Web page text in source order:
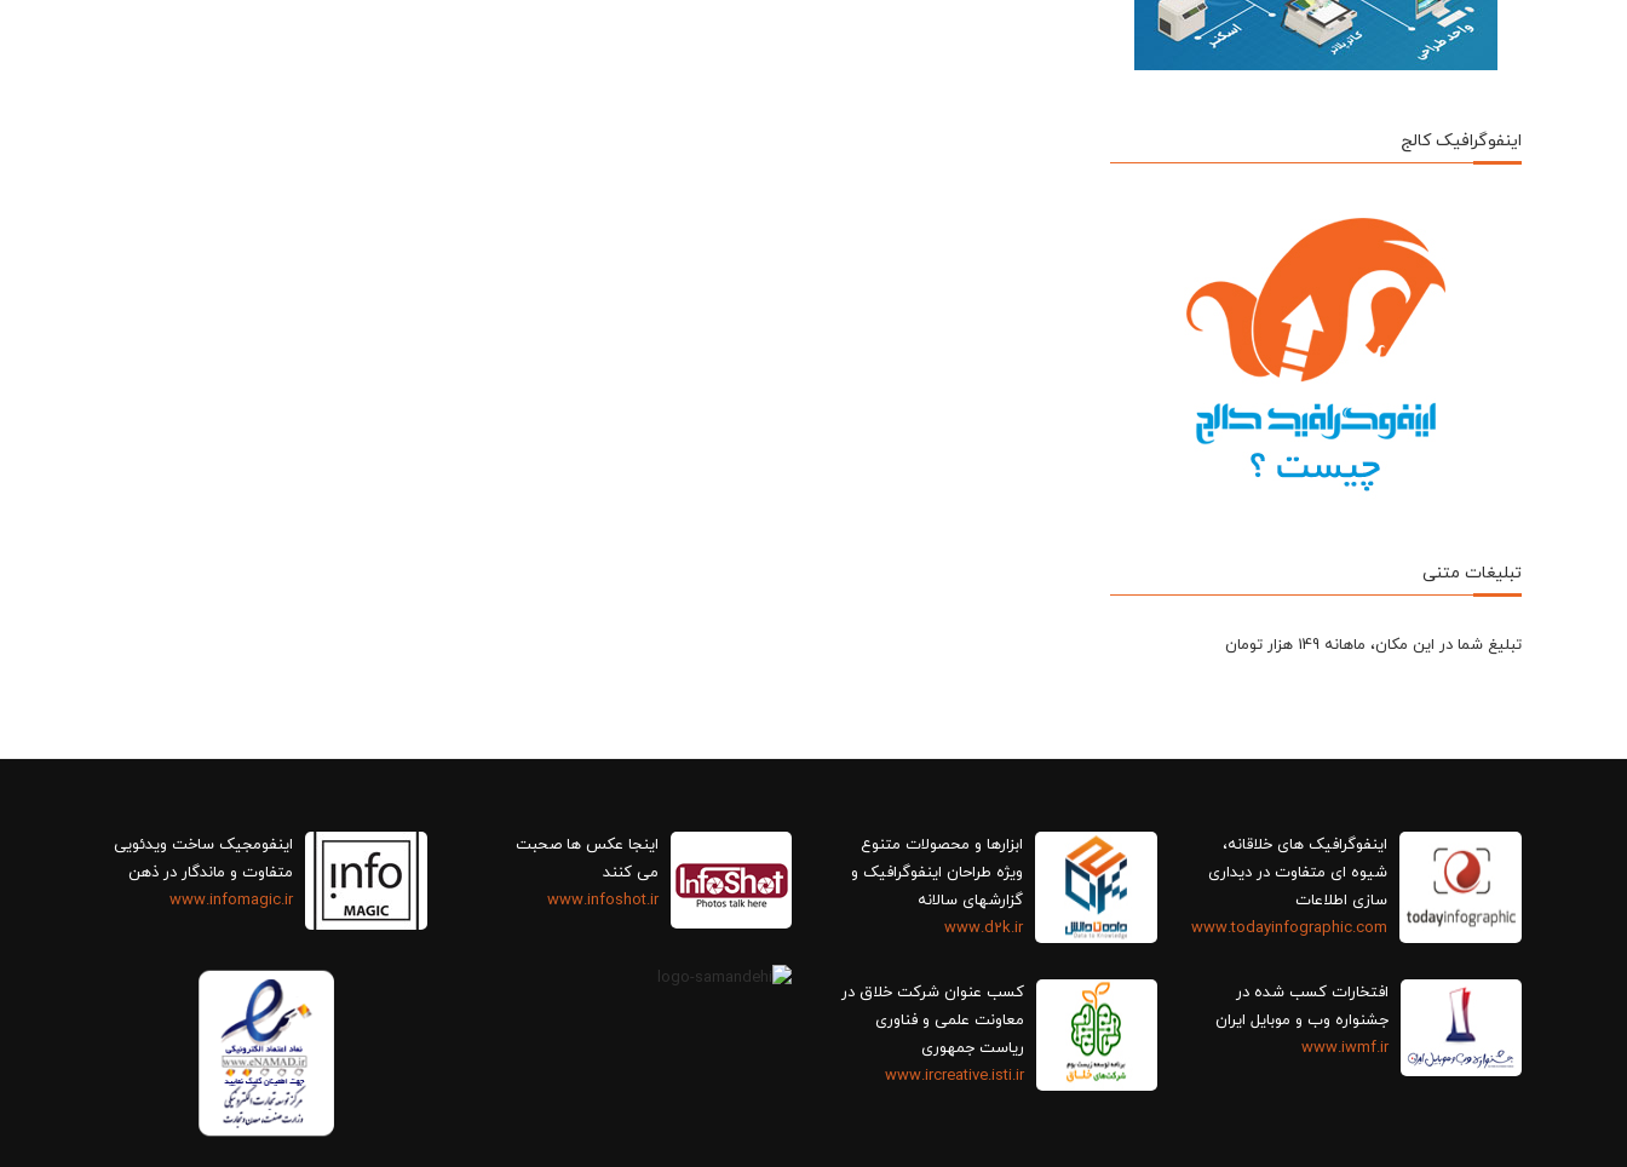
اینفوگرافیک کالج
تبلیغات متنی
تبلیغ شما در این مکان، ماهانه 149 هزار تومان
اینفوگرافیک های خلاقانه،
سازی اطلاعات
www.todayinfographic.com
افتخارات کسب شده در
جشنواره وب و موبایل ایران
www.iwmf.ir
ابزارها و محصولات متنوع
ویژه طراحان اینفوگرافیک و
گزارش‎های سالانه
www.d2k.ir
کسب عنوان شرکت خلاق در
معاونت علمی و فناوری
ریاست جمهوری
www.ircreative.isti.ir
اینجا عکس ها صحبت
می کنند
www.infoshot.ir
اینفومجیک ساخت ویدئویی
متفاوت و ماندگار در ذهن
www.infomagic.ir